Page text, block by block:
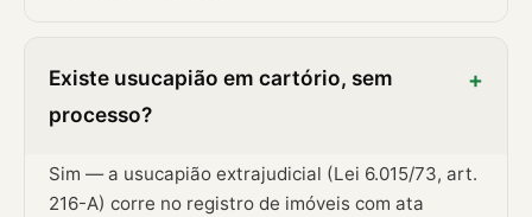
Existe usucapião em cartório, sem
processo?
+
Sim — a usucapião extrajudicial (Lei 6.015/73, art.
216-A) corre no registro de imóveis com ata